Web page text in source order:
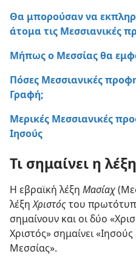
Θα μπορούσαν να
άτομα τις Μεσσιανικές
Μήπως ο Μεσσίας θα
Πόσες Μεσσιανικές
Γραφή;
Μερικές Μεσσιανικές
Ιησούς
Τι σημαίνει η
Η εβραϊκή λέξη Μασίαχ
λέξηΧριστόςτου
σημαίνουν και οι δύο
Χριστός» σημαίνει
Μεσσίας».